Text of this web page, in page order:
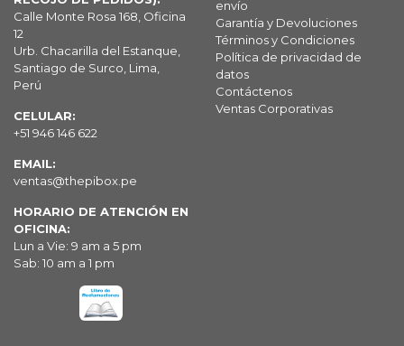
Calle Monte Rosa 168, Oficina
12
Urb. Chacarilla del Estanque,
Santiago de Surco, Lima,
Perú
CELULAR:
+51 946 146 622
EMAIL:
ventas@thepibox.pe
HORARIO DE ATENCIÓN EN
OFICINA:
Lun a Vie: 9 am a 5 pm
Sab: 10 am a 1 pm
envío
Garantía y Devoluciones
Términos y Condiciones
Política de privacidad de
datos
Contáctenos
Ventas Corporativas